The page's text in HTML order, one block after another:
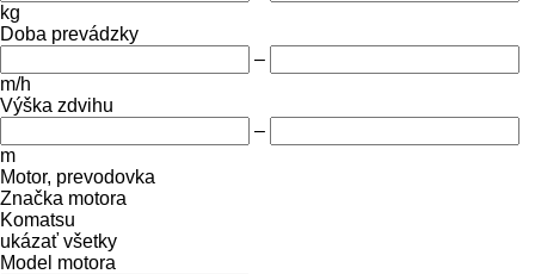
kg
Doba prevádzky
–
m/h
Výška zdvihu
–
m
Motor, prevodovka
Značka motora
Komatsu
ukázať všetky
Model motora